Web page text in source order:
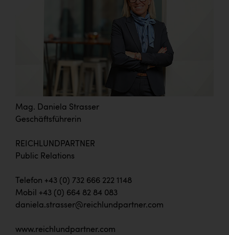
Mag. Daniela Strasser
Geschäftsführerin
REICHLUNDPARTNER
Public Relations
Telefon +43 (0) 732 666 222 1148
Mobil +43 (0) 664 82 84 083
daniela.strasser@reichlundpartner.com
www.reichlundpartner.com